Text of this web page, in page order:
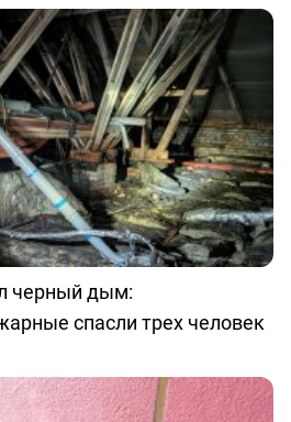
черный дым:
спасли трех человек